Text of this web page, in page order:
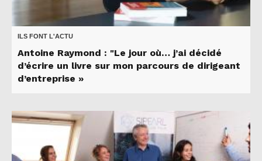
ILS FONT L'ACTU
Antoine Raymond : "Le jour où… j’ai décidé
d’écrire un livre sur mon parcours de dirigeant
d’entreprise »